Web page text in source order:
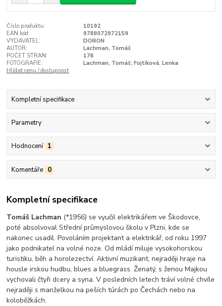
Číslo produktu:
10192
EAN kód:
9788072972159
VYDAVATEL:
DORON
AUTOR:
Lachman, Tomáš
POČET STRAN:
176
FOTOGRAFIE:
Lachman, Tomáš; Fojtíková, Lenka
Hlídat cenu / dostupnost
Kompletní specifikace
Parametry
Hodnocení 1
Komentáře 0
Kompletní specifikace
Tomáš Lachman (*1956) se vyučil elektrikářem ve Škodovce,
poté absolvoval Střední průmyslovou školu v Plzni, kde se
nakonec usadil. Povoláním projektant a elektrikář, od roku 1997
jako podnikatel na volné noze. Od mládí miluje vysokohorskou
turistiku, běh a horolezectví. Aktivní muzikant, nejraději hraje na
housle irskou hudbu, blues a bluegrass. Ženatý, s ženou Majkou
vychovali čtyři dcery a syna. V posledních letech tráví volné chvíle
nejraději s manželkou na peších túrách po Čechách nebo na
koloběžkách.